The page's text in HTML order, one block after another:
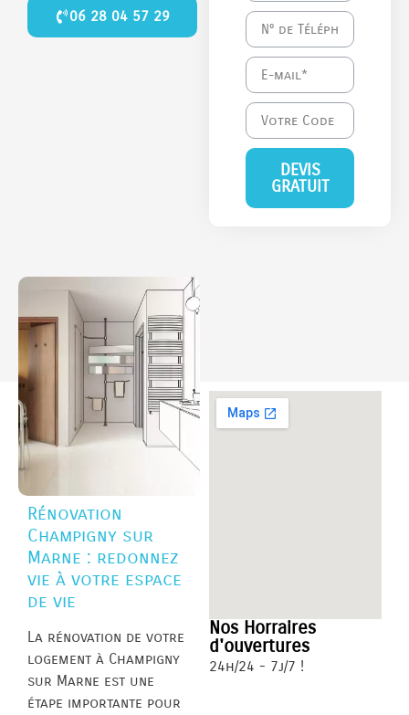
06 28 04 57 29
DEVIS
GRATUIT
Rénovation
Champigny sur
Marne : redonnez
vie à votre espace
de vie
La rénovation de votre
logement à Champigny
sur Marne est une
étape importante pour
Nos Horraires
d'ouvertures
24h/24 - 7j/7 !